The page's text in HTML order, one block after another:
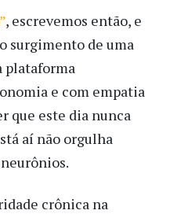
, escrevemos então, e
surgimento de uma
plataforma
e com empatia
que este dia nunca
aí não orgulha
crônica na